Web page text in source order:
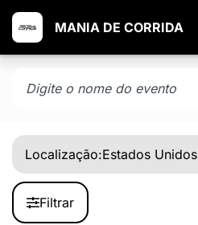
MANIA DE CORRIDA
Localização:Estados Unidos
Filtrar